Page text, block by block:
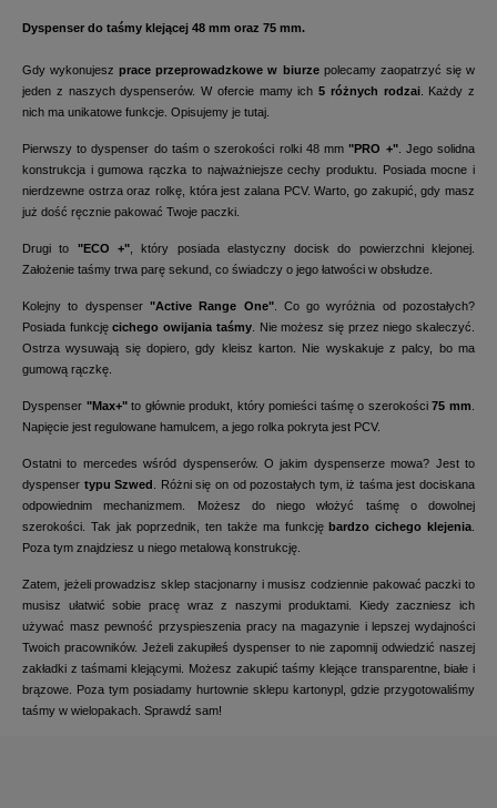
Dyspenser do taśmy klejącej 48 mm oraz 75 mm.
Gdy wykonujeszprace przeprowadzkowe w biurzepolecamy zaopatrzyć się w
jeden z naszych dyspenserów. W ofercie mamy ich 5 różnych rodzai. Każdy z
nich ma unikatowe funkcje. Opisujemy je tutaj.
Pierwszy to dyspenser do taśm o szerokości rolki 48 mm"PRO +". Jego solidna
konstrukcja i gumowa rączka to najważniejsze cechy produktu. Posiada mocne i
nierdzewne ostrza oraz rolkę, która jest zalana PCV. Warto, go zakupić, gdy masz
już dość ręcznie pakować Twoje paczki.
Drugi to "ECO +", który posiada elastyczny docisk do powierzchni klejonej.
Założenie taśmy trwa parę sekund, co świadczy o jego łatwości w obsłudze.
Kolejny to dyspenser "Active Range One". Co go wyróżnia od pozostałych?
Posiada funkcjęcichego owijania taśmy. Nie możesz się przez niego skaleczyć.
Ostrza wysuwają się dopiero, gdy kleisz karton. Nie wyskakuje z palcy, bo ma
gumową rączkę.
Dyspenser "Max+"to głównie produkt, który pomieści taśmę o szerokości75 mm
Napięcie jest regulowane hamulcem, a jego rolka pokryta jest PCV.
Ostatni to mercedes wśród dyspenserów. O jakim dyspenserze mowa? Jest to
dyspenser typu Szwed . Różni się on od pozostałych tym, iż taśma jest dociskana
odpowiednim mechanizmem. Możesz do niego włożyć taśmę o dowolnej
szerokości. Tak jak poprzednik, ten także ma funkcjębardzo cichego klejenia
Poza tym znajdziesz u niego metalową konstrukcję.
Zatem, jeżeli prowadzisz sklep stacjonarny i musisz codziennie pakować paczki to
musisz ułatwić sobie pracę wraz z naszymi produktami. Kiedy zaczniesz ich
używać masz pewność przyspieszenia pracy na magazynie i lepszej wydajności
Twoich pracowników. Jeżeli zakupiłeś dyspenser to nie zapomnij odwiedzić naszej
zakładki z taśmami klejącymi. Możesz zakupić taśmy klejące transparentne, białe i
brązowe. Poza tym posiadamy hurtownie sklepu kartonypl, gdzie przygotowaliśmy
taśmy w wielopakach. Sprawdź sam!